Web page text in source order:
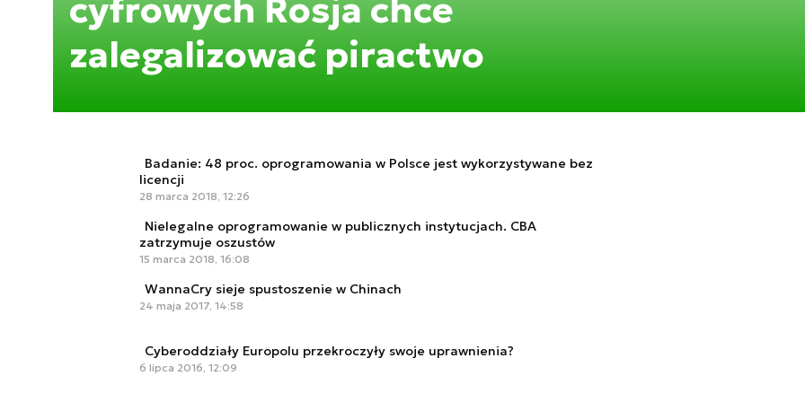
cyfrowych Rosja chce
zalegalizować piractwo
Badanie: 48 proc. oprogramowania w Polsce jest wykorzystywane bez
licencji
28 marca 2018, 12:26
Nielegalne oprogramowanie w publicznych instytucjach. CBA
zatrzymuje oszustów
15 marca 2018, 16:08
WannaCry sieje spustoszenie w Chinach
24 maja 2017, 14:58
Cyberoddziały Europolu przekroczyły swoje uprawnienia?
6 lipca 2016, 12:09